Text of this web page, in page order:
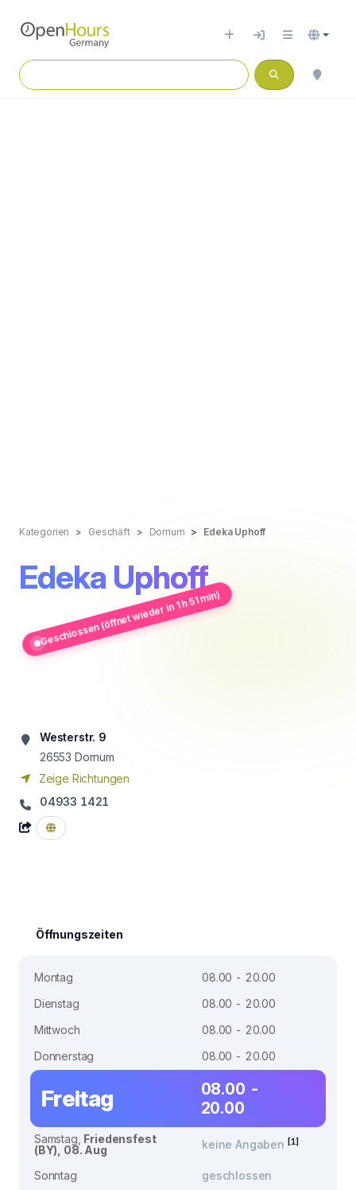
Kategorien Geschäft Dornum Edeka Uphoff
Edeka Uphoff
Geschlossen (öffnet wieder in 1 h 51 min)
Westerstr. 9
26553 Dornum
Zeige Richtungen
04933 1421
Öffnungszeiten
Montag
08.00 - 20.00
Dienstag
08.00 - 20.00
Mittwoch
08.00 - 20.00
Donnerstag
08.00 - 20.00
Freitag
08.00 -
20.00
Samstag, Friedensfest
(BY), 08. Aug
keine Angaben [1]
Sonntag geschlossen